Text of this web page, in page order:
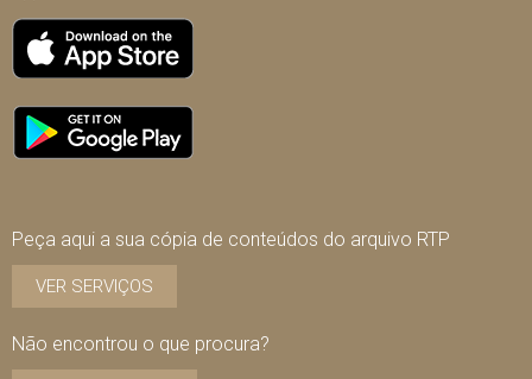
Peça aqui a sua cópia de conteúdos do arquivo RTP
VER SERVIÇOS
Não encontrou o que procura?